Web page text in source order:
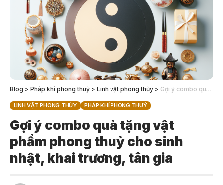
Blog > Pháp khí phong thuỷ > Linh vật phong thủy > Gợi ý combo quà tặng vật phẩm phong thuỷ cho sinh nhật, khai trương, tân gia
LINH VẬT PHONG THỦY PHÁP KHÍ PHONG THUỶ
Gợi ý combo quà tặng vật
phẩm phong thuỷ cho sinh
nhật, khai trương, tân gia